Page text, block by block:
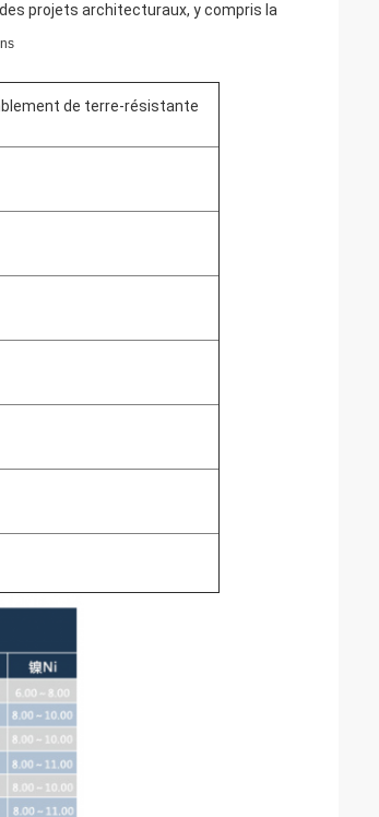
projets architecturaux, y compris la
de terre-résistante